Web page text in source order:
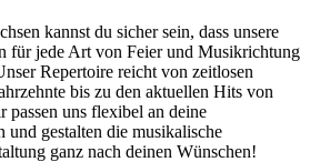
kannst du sicher sein, dass unsere
für jede Art von Feier und Musikrichtung
Repertoire reicht von zeitlosen
bis zu den aktuellen Hits von
passen uns flexibel an deine
gestalten die musikalische
ganz nach deinen Wünschen!